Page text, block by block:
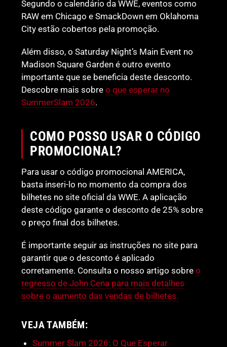
Segundo o calendário da WWE, eventos como
RAW em Chicago e SmackDown em Oklahoma
City estão cobertos pela promoção.
Além disso, o Saturday Night’s Main Event no
Madison Square Garden é outro evento
importante que se beneficia deste desconto.
Descobre mais sobreo que esperar no
SummerSlam 2026.
COMO POSSO USAR O CÓDIGO
PROMOCIONAL?
Para usar o código promocional AMERICA,
basta inseri-lo no momento da compra dos
bilhetes no site oficial da WWE. A aplicação
deste código garante o desconto de 25% sobre
o preço final dos bilhetes.
É importante seguir as instruções no site para
garantir que o desconto é aplicado
corretamente. Consulta o nosso artigo sobreo
regresso de John Cena para mais detalhes
sobre o aumento das vendas de bilhetes.
VEJA TAMBÉM:
Summer Slam 2026: O Que Esperar